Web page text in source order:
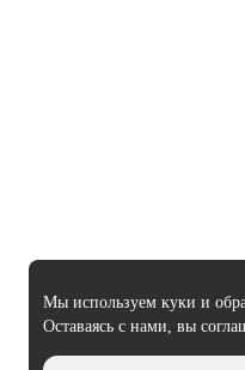
Мы используем куки и
Оставаясь с нами, вы